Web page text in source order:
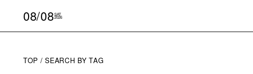
08/08SAT
2026
TOP SEARCH BY TAG